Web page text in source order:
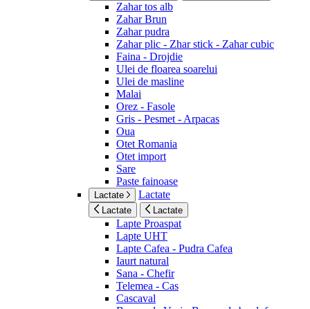
Zahar tos alb
Zahar Brun
Zahar pudra
Zahar plic - Zhar stick - Zahar cubic
Faina - Drojdie
Ulei de floarea soarelui
Ulei de masline
Malai
Orez - Fasole
Gris - Pesmet - Arpacas
Oua
Otet Romania
Otet import
Sare
Paste fainoase
Lactate Lactate
Lactate Lactate
Lapte Proaspat
Lapte UHT
Lapte Cafea - Pudra Cafea
Iaurt natural
Sana - Chefir
Telemea - Cas
Cascaval